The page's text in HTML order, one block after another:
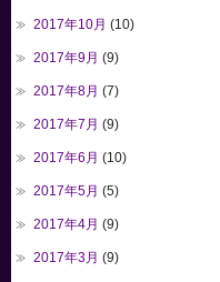
2017年10月 (10)
2017年9月 (9)
2017年8月 (7)
2017年7月 (9)
2017年6月 (10)
2017年5月 (5)
2017年4月 (9)
2017年3月 (9)